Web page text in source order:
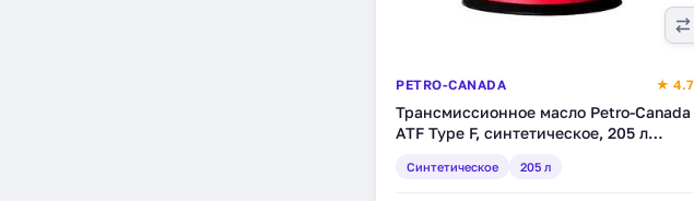
PETRO-CANADA ★ 4.7
Трансмиссионное масло Petro-Canada
ATF Type F, синтетическое, 205 л
Синтетическое 205 л